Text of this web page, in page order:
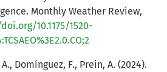
Monthly Weather Review,
10.1175/1520-
Domínguez, F., Prein, A. (2024).